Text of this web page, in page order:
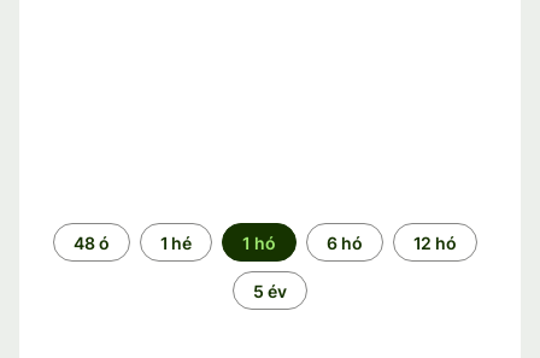
Időszak
48 ó 1 hé 1 hó 6 hó 12 hó
5 év